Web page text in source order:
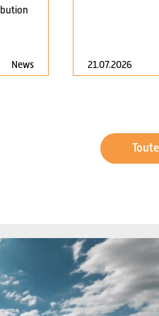
News 21.07.2026